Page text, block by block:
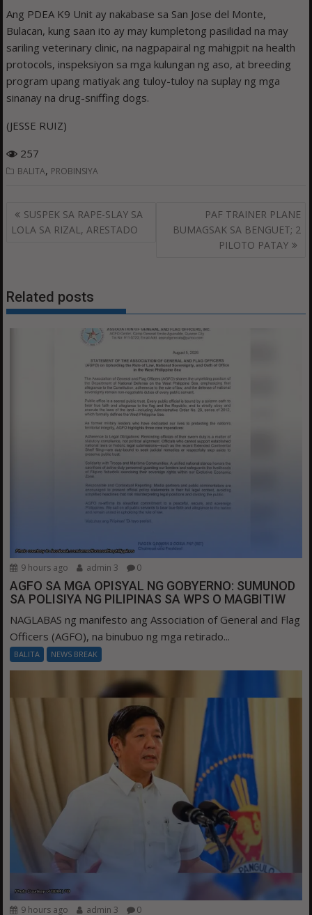
Ang PDEA K9 Unit ay nakabase sa San Jose del Monte,
Bulacan, kung saan ito ay may kumpletong pasilidad na may
sariling veterinary clinic, na nagpapairal ng mahigpit na health
protocols, inspeksiyon sa mga kulungan ng aso, at breeding
program upang matiyak ang tuloy-tuloy na suplay ng mga
sinanay na drug-sniffing dogs.
(JESSE RUIZ)
257
BALITA, PROBINSIYA
Post
navigation
SUSPEK SA RAPE-SLAY SA
LOLA SA RIZAL, ARESTADO
PAF TRAINER PLANE
BUMAGSAK SA BENGUET; 2
PILOTO PATAY
Related posts
9 hours ago admin 3 0
AGFO SA MGA OPISYAL NG GOBYERNO: SUMUNOD
SA POLISIYA NG PILIPINAS SA WPS O MAGBITIW
NAGLABAS ng manifesto ang Association of General and Flag
Officers (AGFO), na binubuo ng mga retirado...
BALITA NEWS BREAK
9 hours ago admin 3 0